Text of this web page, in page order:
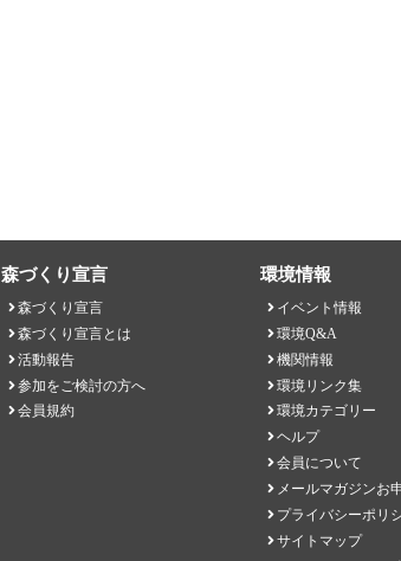
森づくり宣言
森づくり宣言
森づくり宣言とは
活動報告
参加をご検討の方へ
会員規約
環境情報
イベント情報
環境Q&A
機関情報
環境リンク集
環境カテゴリー
ヘルプ
会員について
メールマガジンお
プライバシーポリ
サイトマップ